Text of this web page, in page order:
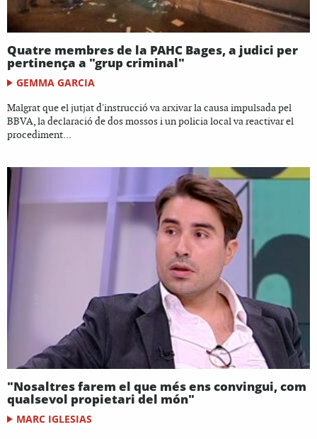
Quatre membres de la PAHC Bages, a judici per
pertinença a "grup criminal"
GEMMA GARCIA
Malgrat que el jutjat d'instrucció va arxivar la causa impulsada pel
BBVA, la declaració de dos mossos i un policia local va reactivar el
procediment...
"Nosaltres farem el que més ens convingui, com
qualsevol propietari del món"
MARC IGLESIAS